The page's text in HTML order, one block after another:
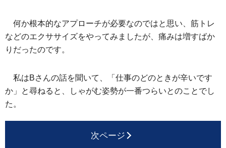
何か根本的なアプローチが必要なのではと思い、筋トレ
などのエクササイズをやってみましたが、痛みは増すばか
りだったのです。
私はBさんの話を聞いて、「仕事のどのときが辛いです
か」と尋ねると、しゃがむ姿勢が一番つらいとのことでし
た。
次ページ